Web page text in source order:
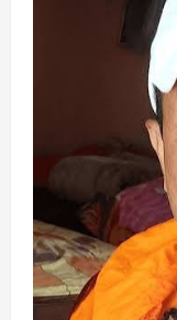
छउवा
बैसी
सोंचे
हे